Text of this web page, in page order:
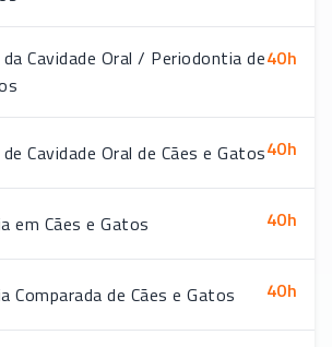
Cavidade Oral / Periodontia de40h
Cavidade Oral de Cães e Gatos40h
em Cães e Gatos 40h
Comparada de Cães e Gatos 40h